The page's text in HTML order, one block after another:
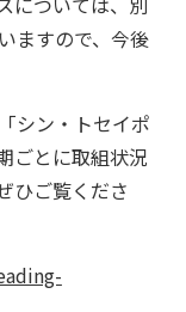
ますので、今後
シン・トセイポ
ごとに取組状況
ひご覧くださ